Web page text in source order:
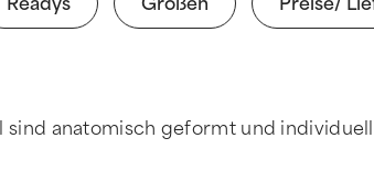
anatomisch geformt und